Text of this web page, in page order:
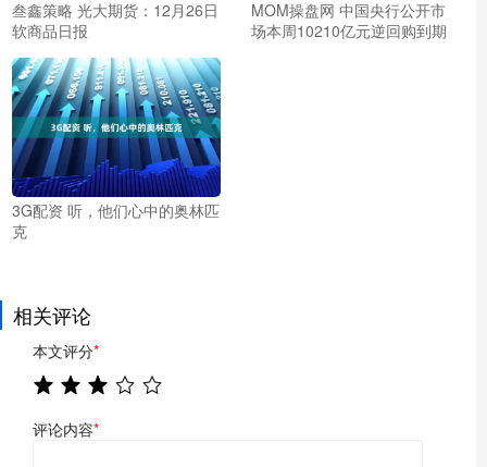
叁鑫策略 光大期货：12月26日
软商品日报
MOM操盘网 中国央行公开市
场本周10210亿元逆回购到期
3G配资 听，他们心中的奥林匹
克
相关评论
本文评分*
评论内容*